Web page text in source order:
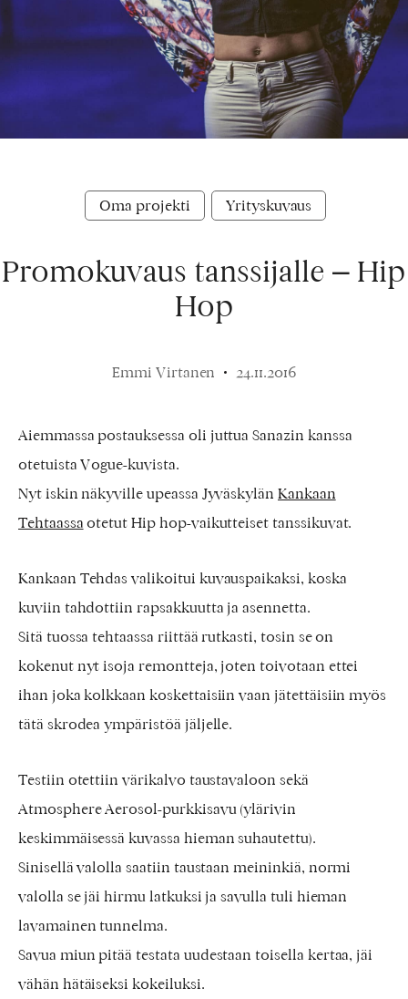
Oma projekti Yrityskuvaus
Promokuvaus tanssijalle – Hip
Hop
Emmi Virtanen 24.11.2016
Aiemmassa postauksessa oli juttua Sanazin kanssa
otetuista Vogue-kuvista.
Nyt iskin näkyville upeassa JyväskylänKankaan
Tehtaassaotetut Hip hop-vaikutteiset tanssikuvat.
Kankaan Tehdas valikoitui kuvauspaikaksi, koska
kuviin tahdottiin rapsakkuutta ja asennetta.
Sitä tuossa tehtaassa riittää rutkasti, tosin se on
kokenut nyt isoja remontteja, joten toivotaan ettei
ihan joka kolkkaan koskettaisiin vaan jätettäisiin myös
tätä skrodea ympäristöä jäljelle.
Testiin otettiin värikalvo taustavaloon sekä
Atmosphere Aerosol-purkkisavu (ylärivin
keskimmäisessä kuvassa hieman suhautettu).
Sinisellä valolla saatiin taustaan meininkiä, normi
valolla se jäi hirmu latkuksi ja savulla tuli hieman
lavamainen tunnelma.
Savua miun pitää testata uudestaan toisella kertaa, jäi
vähän hätäiseksi kokeiluksi.